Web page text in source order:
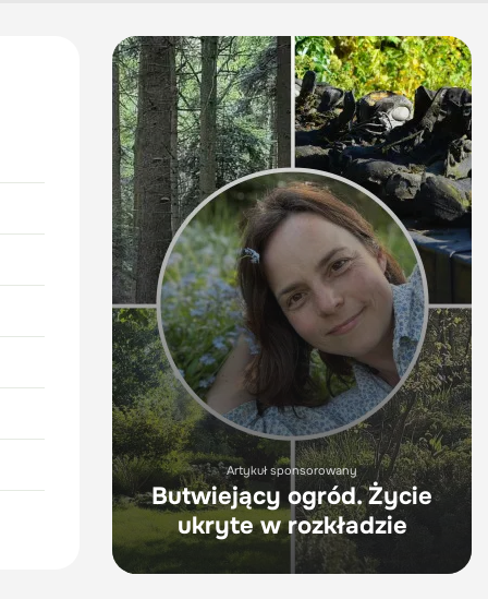
Artykuł sponsorowany
Butwiejący ogród. Życie
ukryte w rozkładzie